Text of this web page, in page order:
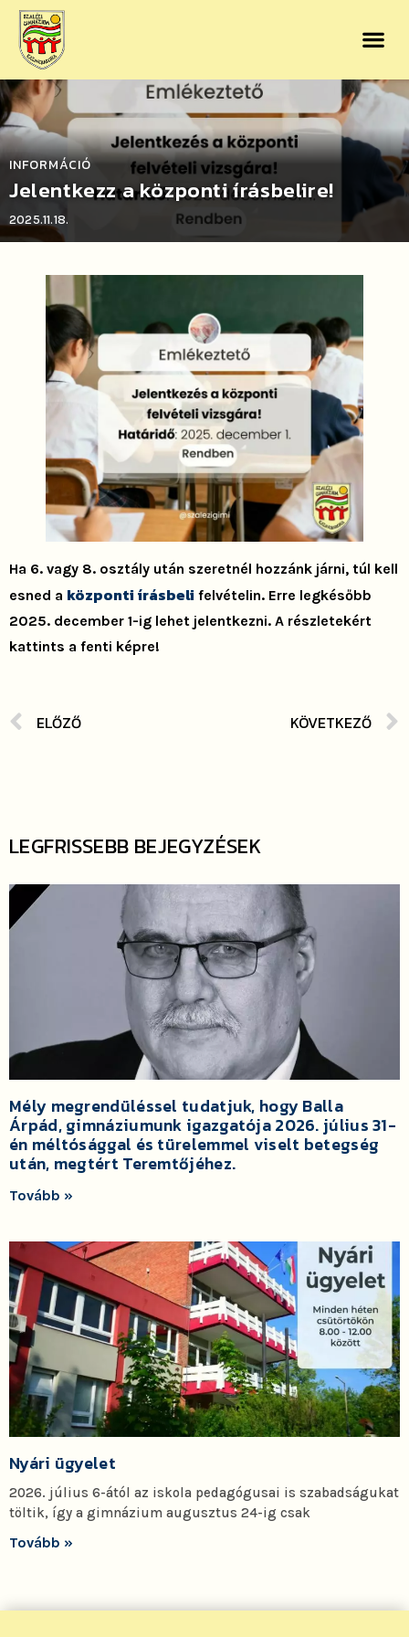
INFORMÁCIÓ
Jelentkezz a központi írásbelire!
2025.11.18.
Ha 6. vagy 8. osztály után szeretnél hozzánk járni, túl kell
esned a központi írásbeli felvételin. Erre legkésőbb
2025. december 1-ig lehet jelentkezni. A részletekért
kattints a fenti képre!
ELŐZŐ KÖVETKEZŐ
LEGFRISSEBB BEJEGYZÉSEK
Mély megrendüléssel tudatjuk, hogy Balla
Árpád, gimnáziumunk igazgatója 2026. július 31-
én méltósággal és türelemmel viselt betegség
után, megtért Teremtőjéhez.
Tovább »
Nyári ügyelet
2026. július 6-ától az iskola pedagógusai is szabadságukat
töltik, így a gimnázium augusztus 24-ig csak
Tovább »